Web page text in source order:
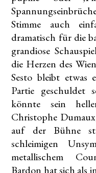
Stimme auch
dramatisch für die
grandiose
die Herzen des
Sesto bleibt etwas
Partie geschuldet
könnte sein
Christophe
auf der Bühne
schleimigen
metallischem
Bardon hat sich als